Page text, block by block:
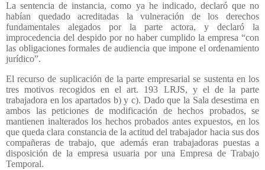
La sentencia de instancia, como ya he indicado, declaró que no
habían quedado acreditadas la vulneración de los derechos
fundamentales alegados por la parte actora, y declaró la
improcedencia del despido por no haber cumplido la empresa “con
las obligaciones formales de audiencia que impone el ordenamiento
jurídico”.
El recurso de suplicación de la parte empresarial se sustenta en los
tres motivos recogidos en el art. 193 LRJS, y el de la parte
trabajadora en los apartados b) y c). Dado que la Sala desestima en
ambos las peticiones de modificación de hechos probados, se
mantienen inalterados los hechos probados antes expuestos, en los
que queda clara constancia de la actitud del trabajador hacia sus dos
compañeras de trabajo, que además eran trabajadoras puestas a
disposición de la empresa usuaria por una Empresa de Trabajo
Temporal.